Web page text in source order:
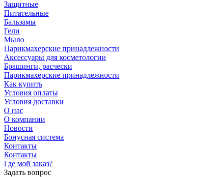
Защитные
Питательные
Бальзамы
Гели
Мыло
Парикмахерские принадлежности
Аксессуары для косметологии
Брашинги, расчески
Парикмахерские принадлежности
Как купить
Условия оплаты
Условия доставки
О нас
О компании
Новости
Бонусная система
Контакты
Контакты
Где мой заказ?
Задать вопрос